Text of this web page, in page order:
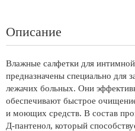
Описание
Влажные салфетки для
предназначены специально для
лежачих больных. Они
обеспечивают быстрое
и моющих средств. В состав
Д-пантенол, который